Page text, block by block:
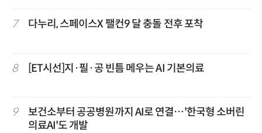
7 다누리, 스페이스X 팰컨9 달 충돌 전후 포착
8 [ET시선]지·필·공 빈틈 메우는 AI 기본의료
9
보건소부터 공공병원까지 AI로 연결…'한국형 소버린
의료AI'도 개발